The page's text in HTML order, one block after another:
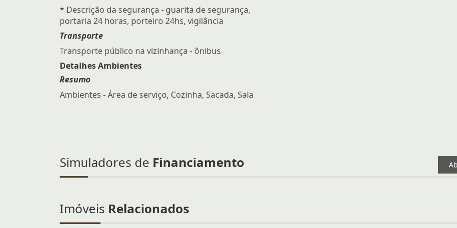
* Descrição da segurança - guarita de segurança,
portaria 24 horas, porteiro 24hs, vigilância
Transporte
Transporte público na vizinhança - ônibus
Detalhes Ambientes
Resumo
Ambientes - Área de serviço, Cozinha, Sacada, Sala
Simuladores de Financiamento
Imóveis Relacionados